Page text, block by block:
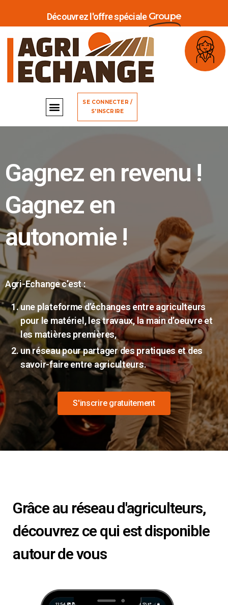
Découvrez l'offre spéciale Groupe
SE CONNECTER /
S'INSCRIRE
Gagnez en revenu !
Gagnez en
autonomie !
Agri-Echange c’est :
une plateforme d’échanges entre agriculteurs
pour le matériel, les travaux, la main d’oeuvre et
les matières premières,
un réseau pour partager des pratiques et des
savoir-faire entre agriculteurs.
S'inscrire gratuitement
Grâce au réseau d'agriculteurs,
découvrez ce qui est disponible
autour de vous